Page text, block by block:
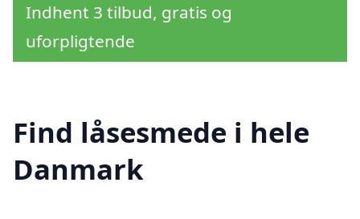
Indhent 3 tilbud, gratis og
uforpligtende
Find låsesmede i hele
Danmark